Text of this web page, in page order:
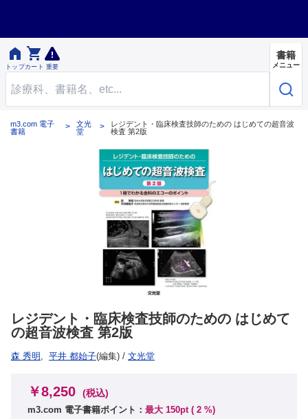

トップ

カート 重要
書籍
メニュー
m3.com 電子
書籍
文光
堂
レジデント・臨床検査技師のための はじめての超音波
検査 第2版
レジデント・臨床検査技師のための はじめて
の超音波検査 第2版
森 秀明 , 平井 都始子(編集) / 文光堂
￥8,250 (税込)
m3.com 電子書籍ポイント： 最大 150pt ( 2 %)